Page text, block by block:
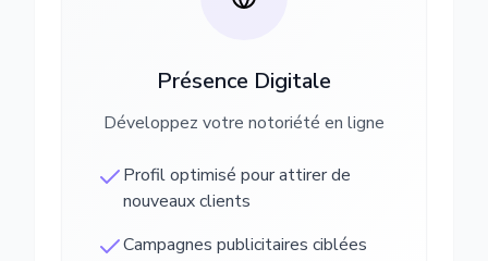
Présence Digitale
Développez votre notoriété en ligne
Profil optimisé pour attirer de
nouveaux clients
Campagnes publicitaires ciblées